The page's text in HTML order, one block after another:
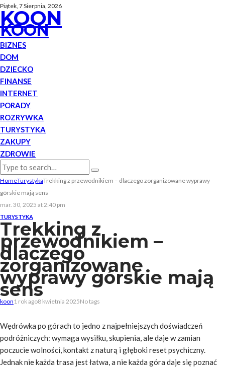
Piątek, 7 Sierpnia, 2026
KOON
KOON
BIZNES
DOM
DZIECKO
FINANSE
INTERNET
PORADY
ROZRYWKA
TURYSTYKA
ZAKUPY
ZDROWIE
HomeTurystykaTrekking z przewodnikiem – dlaczego zorganizowane wyprawy
górskie mają sens
mar. 30, 2025 at 2:40 pm
TURYSTYKA
Trekking z
przewodnikiem –
dlaczego
zorganizowane
wyprawy górskie mają
sens
koon 1 rok ago8 kwietnia 2025No tags
Wędrówka po górach to jedno z najpełniejszych doświadczeń
podróżniczych: wymaga wysiłku, skupienia, ale daje w zamian
poczucie wolności, kontakt z naturą i głęboki reset psychiczny.
Jednak nie każda trasa jest łatwa, a nie każda góra daje się poznać